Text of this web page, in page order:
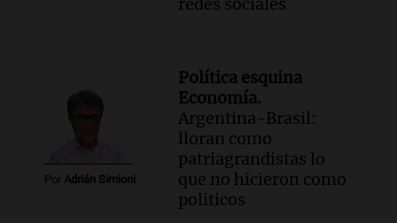
Por Adrián Simioni
Política esquina
Economía.
Argentina-Brasil:
lloran como
patriagrandistas lo
que no hicieron como
politicos